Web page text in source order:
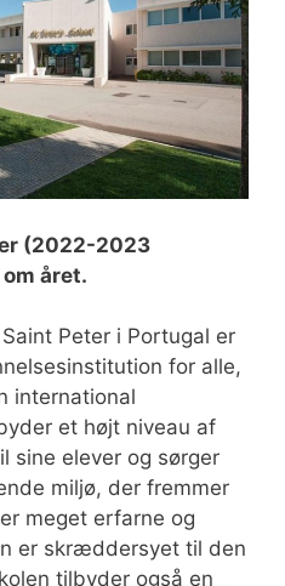
(2022-2023
året.
Peter i Portugal er
for alle,
international
et højt niveau af
sine elever og sørger
miljø, der fremmer
meget erfarne og
er skræddersyet til den
tilbyder også en